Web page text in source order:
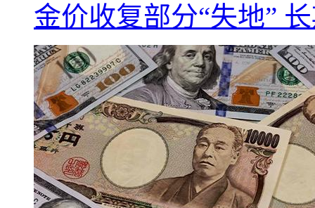
金价收复部分“失地”